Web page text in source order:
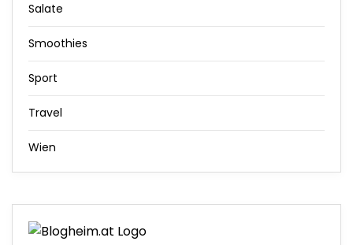
Salate
Smoothies
Sport
Travel
Wien